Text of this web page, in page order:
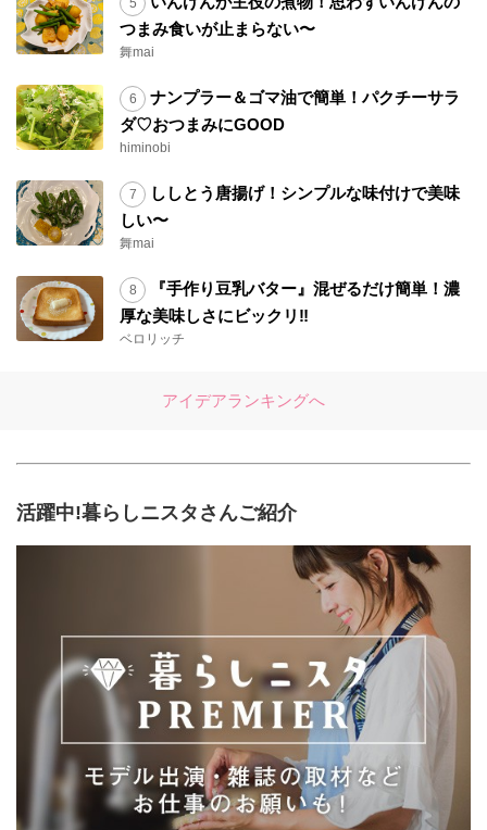
さんには私がご伝授できることはないのですが
^_^;それでもありがたいです。又こちらも色々
ります様に♡ 朝から元気をありがとうございま
した<(_ _)>
つまみ食いが止まらない〜
舞mai
ナンプラー＆ゴマ油で簡単！パクチーサラ
ダ♡おつまみにGOOD
himinobi
ししとう唐揚げ！シンプルな味付けで美味
しい〜
舞mai
『手作り豆乳バター』混ぜるだけ簡単！濃
厚な美味しさにビックリ‼︎
ベロリッチ
アイデアランキングへ
活躍中!暮らしニスタさんご紹介